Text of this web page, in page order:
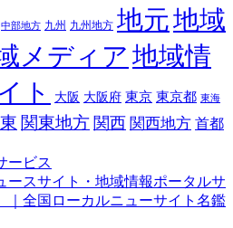
中部地方 九州 九州地方 地元地域
メディア 地域情
ト 大阪 大阪府 東京 東京都 東海
関東地方 関西 関西地方 首都
ースサイト・地域情報ポータルサ
｜全国ローカルニューサイト名鑑